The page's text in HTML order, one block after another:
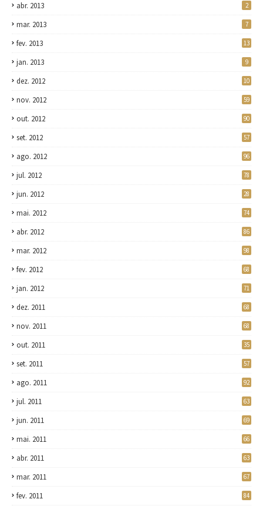
abr. 2013 2
mar. 2013 7
fev. 2013 13
jan. 2013 9
dez. 2012 10
nov. 2012 59
out. 2012 90
set. 2012 57
ago. 2012 96
jul. 2012 78
jun. 2012 28
mai. 2012 74
abr. 2012 86
mar. 2012 98
fev. 2012 68
jan. 2012 71
dez. 2011 68
nov. 2011 68
out. 2011 35
set. 2011 57
ago. 2011 92
jul. 2011 63
jun. 2011 69
mai. 2011 66
abr. 2011 63
mar. 2011 67
fev. 2011 84